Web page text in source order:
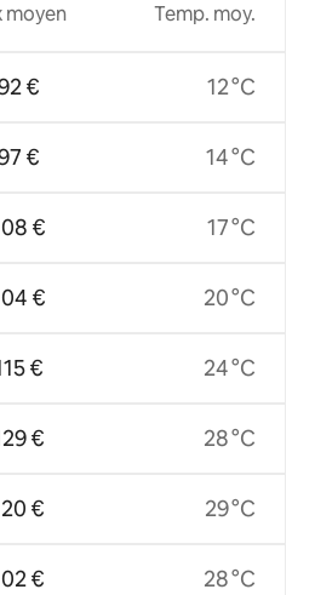
moyen
€
€
€
€
€
€
€
€
Temp. moy.
12 °C
14 °C
17 °C
20 °C
24 °C
28 °C
29 °C
28 °C